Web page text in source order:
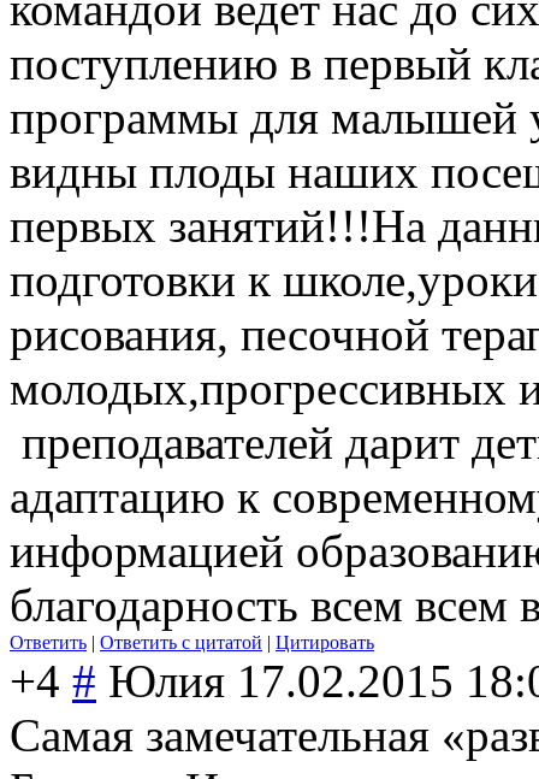
поступлению в первый
программы для малышей
видны плоды наших
первых занятий!!!На
подготовки к
рисования, песочной
молодых,прогрессивных
преподавателей дарит
адаптацию к
информацией
благодарность всем всем
Ответить | Ответить с цитатой | Цитировать
+4 # Юлия 17.02.2015
Самая замечательная